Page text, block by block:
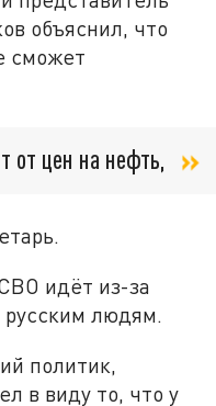
объяснил, что
сможет
от цен на нефть,
идёт из-за
русским людям.
политик,
в виду то, что у